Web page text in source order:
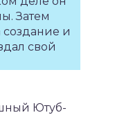
Затем
и
свой
Ютуб-